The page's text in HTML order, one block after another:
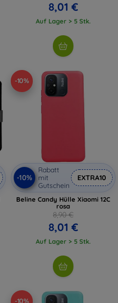
8,01 €
Auf Lager > 5 Stk.
-10%
-10%
Rabatt
mit
Gutschein
EXTRA10
Beline Candy Hülle Xiaomi 12C
rosa
8,90 €
8,01 €
Auf Lager > 5 Stk.
-10%